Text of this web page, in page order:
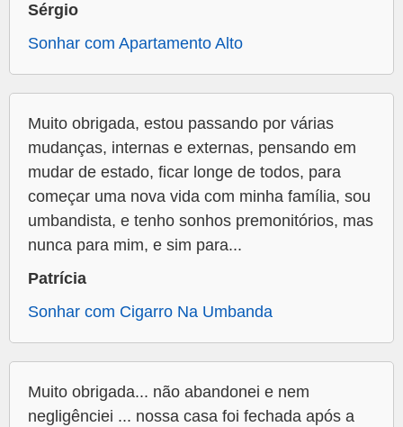
Sérgio
Sonhar com Apartamento Alto
Muito obrigada, estou passando por várias
mudanças, internas e externas, pensando em
mudar de estado, ficar longe de todos, para
começar uma nova vida com minha família, sou
umbandista, e tenho sonhos premonitórios, mas
nunca para mim, e sim para...
Patrícia
Sonhar com Cigarro Na Umbanda
Muito obrigada... não abandonei e nem
negligênciei ... nossa casa foi fechada após a